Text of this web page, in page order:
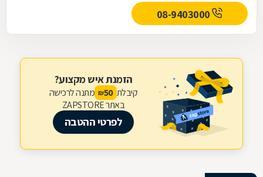
08-9403000
הזמנת איש מקצוע?
קיבלת 50
₪ מתנה לרכישה
באתר ZAPSTORE
לפרטי ההטבה